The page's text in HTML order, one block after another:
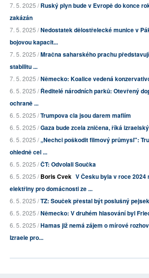
7. 5. 2025 /Ruský plyn bude v Evropě do konce
zakázán
7. 5. 2025 /Nedostatek dělostřelecké munice v
bojovou kapacit...
7. 5. 2025 /Mračna saharského prachu
stabilitu ...
7. 5. 2025 /Německo: Koalice vedená
6. 5. 2025 /Ředitelé národních parků: Otevřený
ochraně ...
6. 5. 2025 /Trumpova cla jsou darem mafiím
6. 5. 2025 /Gaza bude zcela zničena, říká
6. 5. 2025 /„Nechci poškodit filmový průmysl":
ohledně cel ...
6. 5. 2025 /ČT: Odvolali Součka
6. 5. 2025 /Boris Cvek V Česku byla v roce 2024
elektřiny pro domácnosti ze ...
6. 5. 2025 /TZ: Souček přestal být poslušný
6. 5. 2025 /Německo: V druhém hlasování byl
6. 5. 2025 /Hamas již nemá zájem o mírové
Izraele pro...